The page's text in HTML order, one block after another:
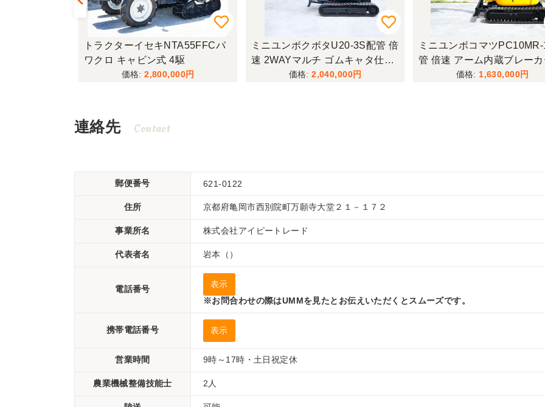
イセキNTA55FFCパ
ミニユンボクボタU20-3S配管 倍
速 2WAYマルチ ゴムキャタ仕
様！
2,040,000
ミニユンボコマツPC10MR-1配
管 倍速 アーム内蔵ブレーカー
可変脚 ゴムキャタ仕様！
1,630,000
草刈機グラスア
K立ち乗り式 ハン
刈機！ ハイパワ
連絡先 Contact
郵便番号 621-0122
住所 京都府亀岡市西別院町万願寺大堂２１－１７２
事業所名 株式会社アイピートレード
代表者名 岩本（）
電話番号
表示
※お問合わせの際はUMMを見たとお伝えいただくとスムーズです。
携帯電話番号 表示
営業時間 9時～17時・土日祝定休
農業機械整備技能士 2人